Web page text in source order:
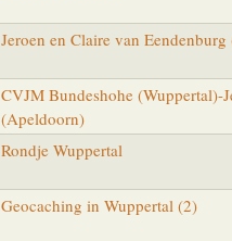
Jeroen en Claire van
CVJM Bundeshohe (Wuppertal)-
(Apeldoorn)
Rondje Wuppertal
Geocaching in Wuppertal (2)